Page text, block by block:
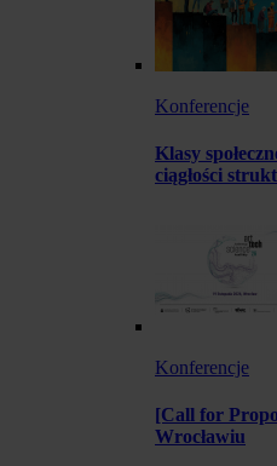
Konferencje
Klasy
ciągłości
Konferencje
[Call for
Wrocławiu